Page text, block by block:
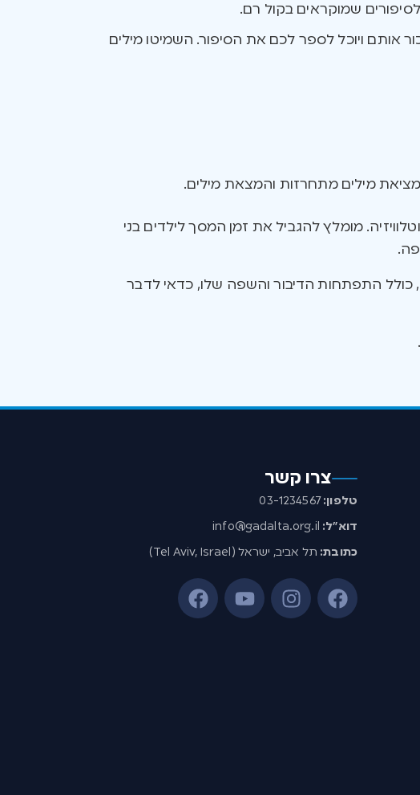
שמוקראים בקול רם.
אותם ויוכל לספר לכם את הסיפור. השמיטו מילים
מילים מתחרזות והמצאת מילים.
מומלץ להגביל את זמן המסך לילדים בני
התפתחות הדיבור והשפה שלו, כדאי לדבר
צרו קשר
טלפון:03-1234567
דוא”ל: info@gadalta.org.il
כתובת: תל אביב, ישראל (Tel Aviv, Israel)